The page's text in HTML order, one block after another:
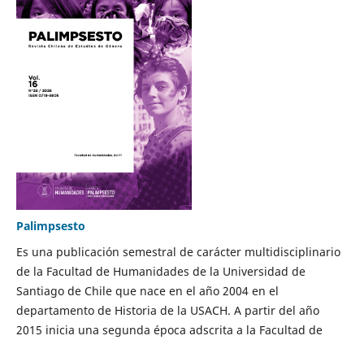
Palimpsesto
Es una publicación semestral de carácter multidisciplinario
de la Facultad de Humanidades de la Universidad de
Santiago de Chile que nace en el año 2004 en el
departamento de Historia de la USACH. A partir del año
2015 inicia una segunda época adscrita a la Facultad de